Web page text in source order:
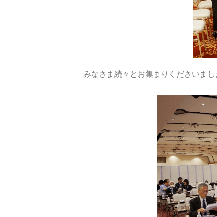
みなさま続々とお集まりくださいまし